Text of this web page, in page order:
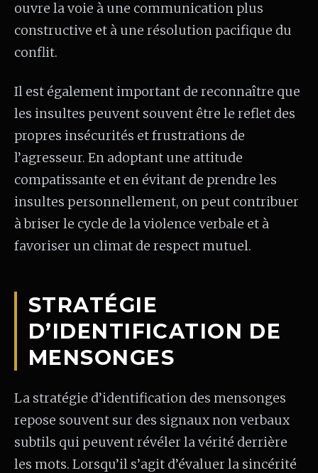
ouvre la voie à une communication plus
constructive et à une résolution pacifique du
conflit.
Il est également important de reconnaître que
les insultes peuvent souvent être le reflet des
propres insécurités et frustrations de
l’agresseur. En adoptant une attitude
compatissante et en évitant de prendre les
insultes personnellement, on peut contribuer
à briser le cycle de la violence verbale et à
favoriser un climat de respect mutuel.
STRATÉGIE
D’IDENTIFICATION DE
MENSONGES
La stratégie d’identification des mensonges
repose souvent sur des signaux non verbaux
subtils qui peuvent révéler la vérité derrière
les mots. Lorsqu’il s’agit d’évaluer la sincérité